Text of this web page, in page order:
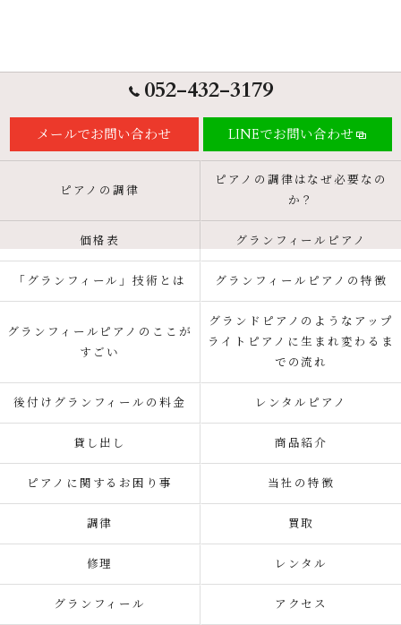
052-432-3179
メールでお問い合わせ LINEでお問い合わせ
ピアノの調律
ピアノの調律はなぜ必要なの
か？
価格表 グランフィールピアノ
「グランフィール」技術とは グランフィールピアノの特徴
グランフィールピアノのここが
すごい
グランドピアノのようなアップ
ライトピアノに生まれ変わるま
での流れ
後付けグランフィールの料金 レンタルピアノ
貸し出し 商品紹介
ピアノに関するお困り事 当社の特徴
調律 買取
修理 レンタル
グランフィール アクセス